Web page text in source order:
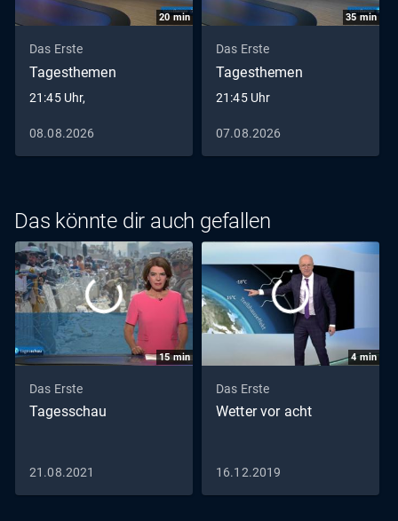
20min
Das Erste
Tagesthemen
21:45 Uhr,
08.08.2026
35min
Das Erste
Tagesthemen
21:45 Uhr
07.08.2026
Das könnte dir auch gefallen
15min
Das Erste
Tagesschau
21.08.2021
4min
Das Erste
Wetter vor acht
16.12.2019